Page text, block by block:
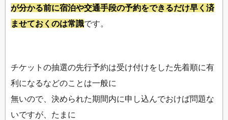
が分かる前に宿泊や交通手段の予約をできるだけ早く済
ませておくのは常識です。
チケットの抽選の先行予約は受け付けをした先着順に有
利になるなどのことは一般に
無いので、決められた期間内に申し込んでおけば問題な
いですが、たまに